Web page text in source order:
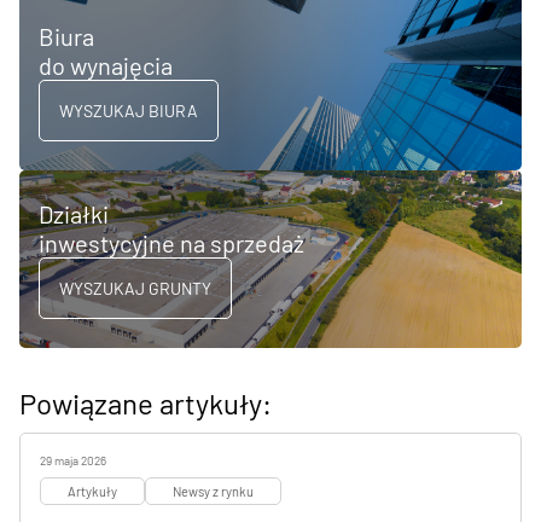
Biura
do wynajęcia
WYSZUKAJ BIURA
Działki
inwestycyjne na sprzedaż
WYSZUKAJ GRUNTY
Powiązane artykuły:
29 maja 2026
Artykuły Newsy z rynku